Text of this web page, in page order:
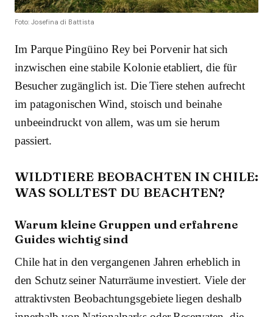
Foto: Josefina di Battista
Im Parque Pingüino Rey bei Porvenir hat sich
inzwischen eine stabile Kolonie etabliert, die für
Besucher zugänglich ist. Die Tiere stehen aufrecht
im patagonischen Wind, stoisch und beinahe
unbeeindruckt von allem, was um sie herum
passiert.
WILDTIERE BEOBACHTEN IN CHILE:
WAS SOLLTEST DU BEACHTEN?
Warum kleine Gruppen und erfahrene
Guides wichtig sind
Chile hat in den vergangenen Jahren erheblich in
den Schutz seiner Naturräume investiert. Viele der
attraktivsten Beobachtungsgebiete liegen deshalb